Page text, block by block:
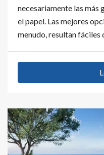
necesariamente las más
el papel. Las mejores
menudo, resultan fáciles